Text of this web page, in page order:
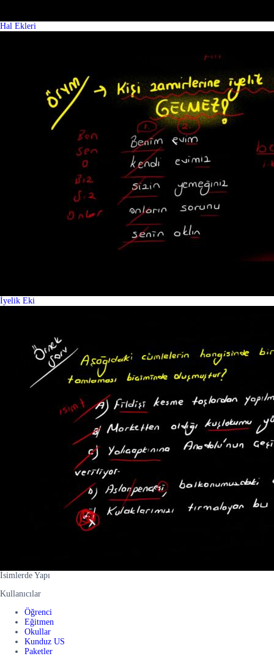
Hal Ekleri
İyelik Eki
İsimlerde Yapı
Kullanıcılar
Öğrenci
Eğitmen
Okullar
Kunduz US
Paketler